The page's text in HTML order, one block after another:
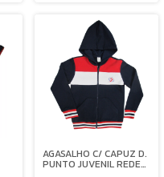
AGASALHO C/ CAPUZ D.
PUNTO JUVENIL REDE